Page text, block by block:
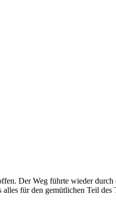
Der Weg führte wieder
für den gemütlichen Teil des